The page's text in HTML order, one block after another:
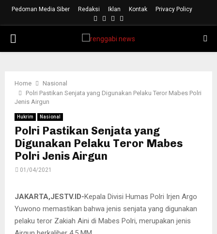
Pedoman Media Siber Redaksi Iklan Kontak Privacy Policy
Facebook
Instagram
Youtube
PRIMARY
Home
Nasional
Polri Pastikan Senjata yang Digunakan Pelaku Teror Mabes Polri
Jenis Airgun
Hukrim Nasional
Polri Pastikan Senjata yang
Digunakan Pelaku Teror Mabes
Polri Jenis Airgun
01/04/2021
JAKARTA,JESTV.ID-Kepala Divisi Humas Polri Irjen Argo
Yuwono memastikan bahwa jenis senjata yang digunakan
pelaku teror Zakiah Aini di Mabes Polri, merupakan jenis